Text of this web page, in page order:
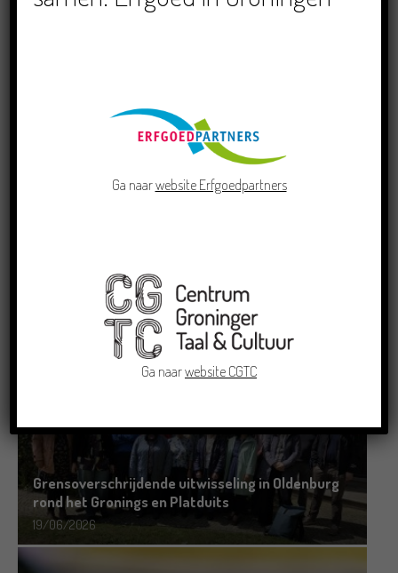
Groningse liedjes en verhalen
Grensoverschrijdende uitwisseling in Oldenburg
rond het Gronings en Platduits
19/06/2026
Ga naarwebsite Erfgoedpartners
Ga naarwebsite CGTC